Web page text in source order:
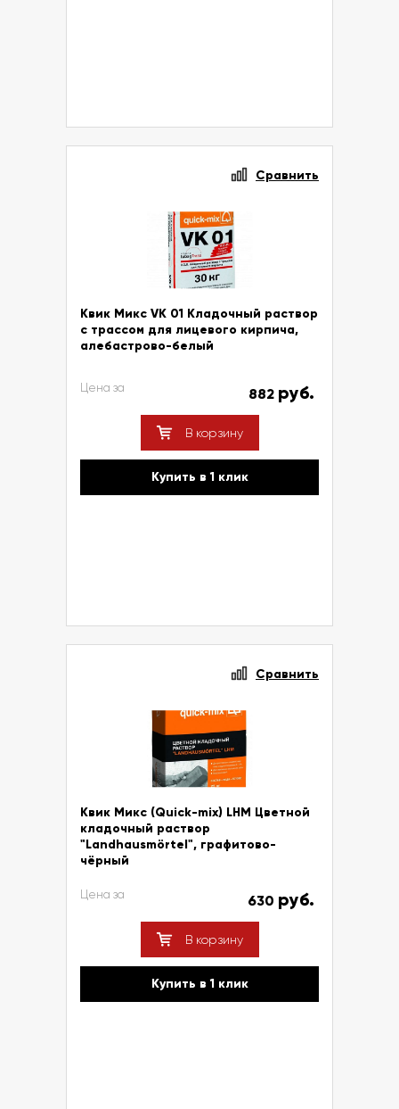
Сравнить
Квик Микс VK 01 Кладочный раствор
с трассом для лицевого кирпича,
алебастрово-белый
Цена за 882 руб.
В корзину
Купить в 1 клик
Сравнить
Квик Микс (Quick-mix) LHM Цветной
кладочный раствор
"Landhausmörtel", графитово-
чёрный
Цена за 630 руб.
В корзину
Купить в 1 клик